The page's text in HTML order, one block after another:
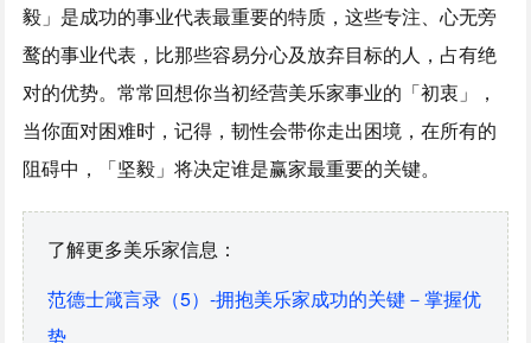
毅」是成功的事业代表最重要的特质，这些专注、心无旁
鹜的事业代表，比那些容易分心及放弃目标的人，占有绝
对的优势。常常回想你当初经营美乐家事业的「初衷」，
当你面对困难时，记得，韧性会带你走出困境，在所有的
阻碍中，「坚毅」将决定谁是赢家最重要的关键。
了解更多美乐家信息：
范德士箴言录（5）-拥抱美乐家成功的关键－掌握优
势